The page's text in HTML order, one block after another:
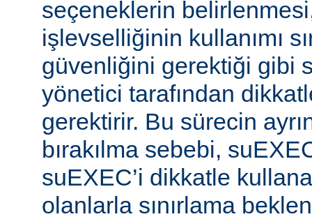
seçeneklerin
işlevselliğinin kullanımı
güvenliğini gerektiği gibi
yönetici tarafından
gerektirir. Bu sürecin
bırakılma sebebi,
suEXEC’i dikkatle
olanlarla sınırlama